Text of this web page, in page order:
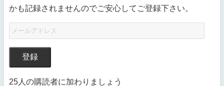
かも記録されませんのでご安心してご登録下さい。
登録
25人の購読者に加わりましょう